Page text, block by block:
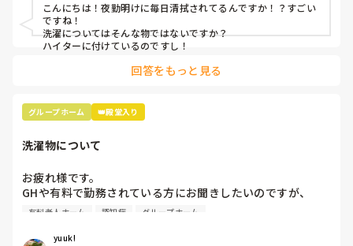
こんにちは！夜勤明けに毎日清拭されてるんですか！？すごい
ですね！
洗濯についてはそんな物ではないですか？
ハイターに付けているのですし！
回答をもっと見る
グループホーム 👑殿堂入り
洗濯物について
お疲れ様です。
GHや有料で勤務されている方にお聞きしたいのですが、
ご利用されているお客様の衣類洗濯は
週に何回、どのようなやり方でされていますか？
有料老人ホーム 認知症 グループホーム
yuuk!